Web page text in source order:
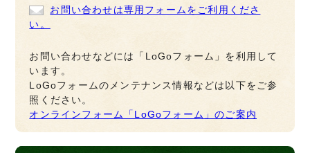
お問い合わせは専用フォームをご利用くださ
い。
お問い合わせなどには「LoGoフォーム」を利用して
います。
LoGoフォームのメンテナンス情報などは以下をご参
照ください。
オンラインフォーム「LoGoフォーム」のご案内